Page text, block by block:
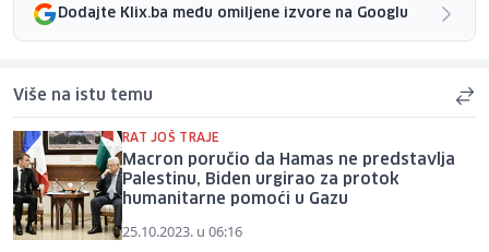
Dodajte Klix.ba među omiljene izvore na Googlu
Više na istu temu
RAT JOŠ TRAJE
Macron poručio da Hamas ne predstavlja
Palestinu, Biden urgirao za protok
humanitarne pomoći u Gazu
25.10.2023. u 06:16